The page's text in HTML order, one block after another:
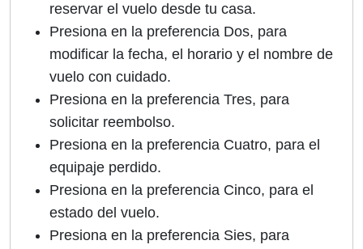
reservar el vuelo desde tu casa.
Presiona en la preferencia Dos, para
modificar la fecha, el horario y el nombre de
vuelo con cuidado.
Presiona en la preferencia Tres, para
solicitar reembolso.
Presiona en la preferencia Cuatro, para el
equipaje perdido.
Presiona en la preferencia Cinco, para el
estado del vuelo.
Presiona en la preferencia Sies, para